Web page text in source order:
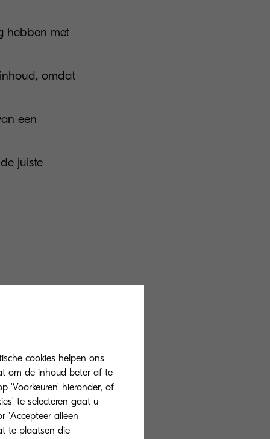
hebben met
omdat
een
juiste
wat u zoekt.
en
terwijl ze
van
cookies helpen ons
om de inhoud beter af te
'Voorkeuren' hieronder, of
te selecteren gaat u
'Accepteer alleen
te plaatsen die